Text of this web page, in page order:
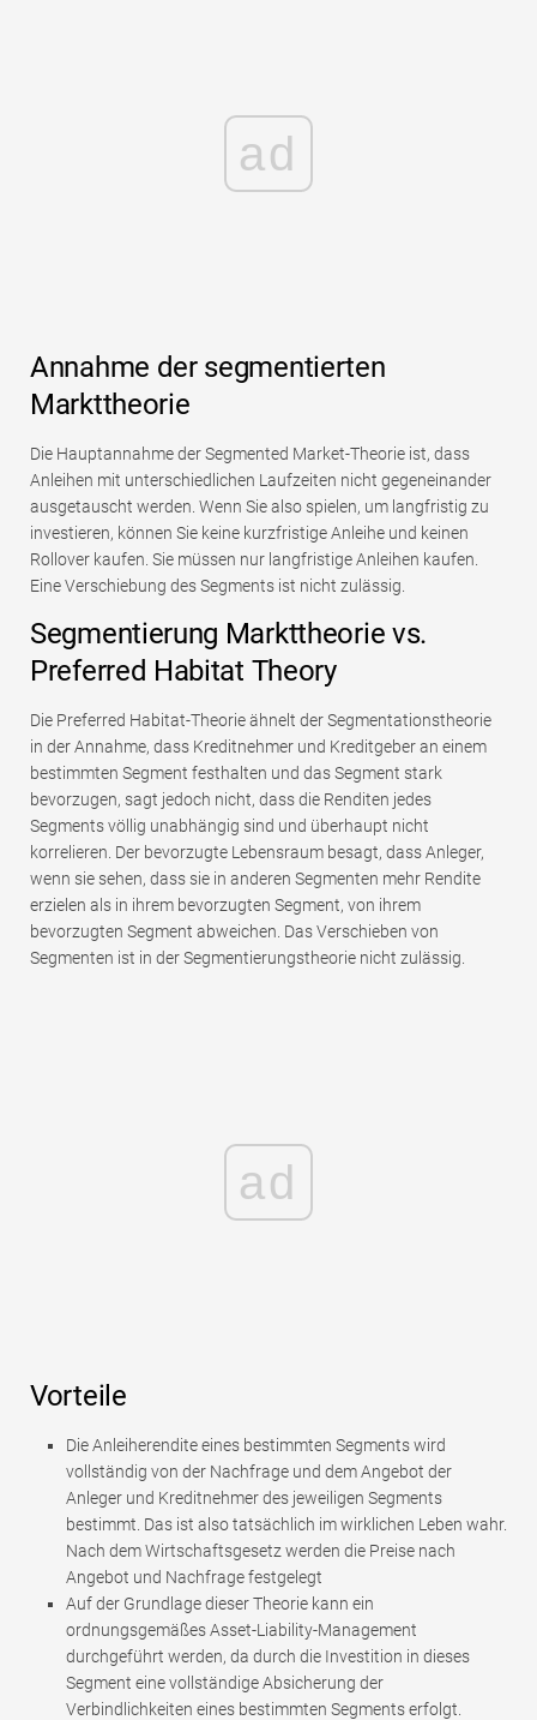
ad
Annahme der segmentierten
Markttheorie
Die Hauptannahme der Segmented Market-Theorie ist, dass
Anleihen mit unterschiedlichen Laufzeiten nicht gegeneinander
ausgetauscht werden. Wenn Sie also spielen, um langfristig zu
investieren, können Sie keine kurzfristige Anleihe und keinen
Rollover kaufen. Sie müssen nur langfristige Anleihen kaufen.
Eine Verschiebung des Segments ist nicht zulässig.
Segmentierung Markttheorie vs.
Preferred Habitat Theory
Die Preferred Habitat-Theorie ähnelt der Segmentationstheorie
in der Annahme, dass Kreditnehmer und Kreditgeber an einem
bestimmten Segment festhalten und das Segment stark
bevorzugen, sagt jedoch nicht, dass die Renditen jedes
Segments völlig unabhängig sind und überhaupt nicht
korrelieren. Der bevorzugte Lebensraum besagt, dass Anleger,
wenn sie sehen, dass sie in anderen Segmenten mehr Rendite
erzielen als in ihrem bevorzugten Segment, von ihrem
bevorzugten Segment abweichen. Das Verschieben von
Segmenten ist in der Segmentierungstheorie nicht zulässig.
ad
Vorteile
Die Anleiherendite eines bestimmten Segments wird
vollständig von der Nachfrage und dem Angebot der
Anleger und Kreditnehmer des jeweiligen Segments
bestimmt. Das ist also tatsächlich im wirklichen Leben wahr.
Nach dem Wirtschaftsgesetz werden die Preise nach
Angebot und Nachfrage festgelegt
Auf der Grundlage dieser Theorie kann ein
ordnungsgemäßes Asset-Liability-Management
durchgeführt werden, da durch die Investition in dieses
Segment eine vollständige Absicherung der
Verbindlichkeiten eines bestimmten Segments erfolgt.